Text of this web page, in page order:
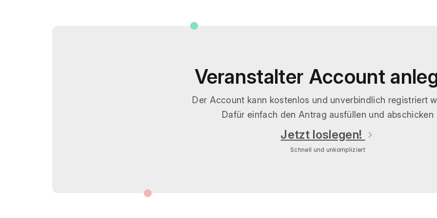
Veranstalter Account
Der Account kann kostenlos und unverbindlich registriert
Dafür einfach den Antrag ausfüllen und abschicken
Jetzt loslegen!
Schnell und unkompliziert